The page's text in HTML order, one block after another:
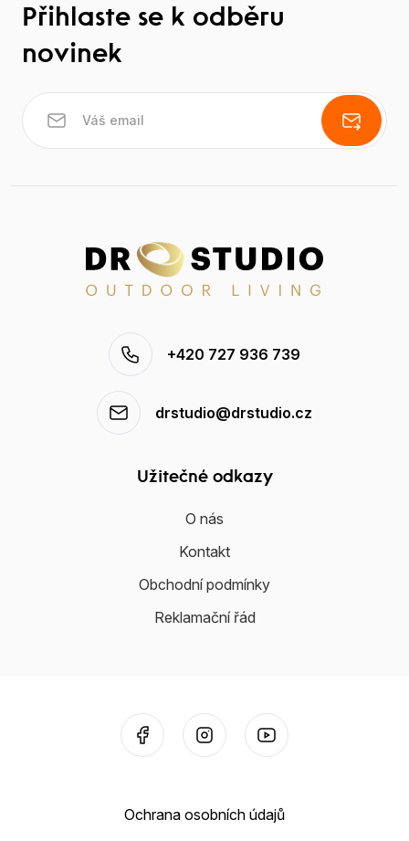
Přihlaste se k odběru
novinek
+420 727 936 739
drstudio@drstudio.cz
Užitečné odkazy
O nás
Kontakt
Obchodní podmínky
Reklamační řád
Ochrana osobních údajů